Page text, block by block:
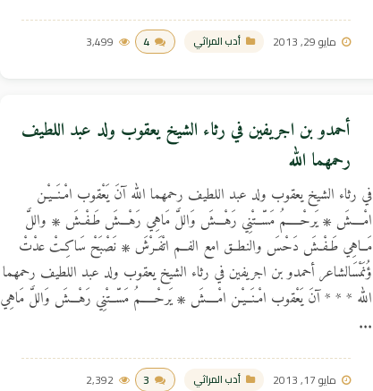
مايو 29, 2013 أدب المراثي 4
3,499
أحمدو بن اجريفين في رثاء الشيخ يعقوب ولد عبد اللطيف
رحمهما الله
مايو 17, 2013 أدب المراثي 3
2,392
في رثاء الشيخ يعقوب ولد عبد اللطيف رحمهما الله آنَ يَعْقوب امْـنَــيْـن
امْــــشَ ۞ يَرحْـــــمُ مَسّــتْنِي رَهْـــشَ وَاللَّ مَاهِي رَهْـــشَ طَـفْـشَ ۞ واللَّ
مَــاهِي طَـفْـشَ دَحْسَ والنطــق امع الفــم اتْفَـرْشَ ۞ نَصْبَحْ سَاكِـتْ عدْتْ
ؤُنَمْسَالشاعر أحمدو بن اجريفين في رثاء الشيخ يعقوب ولد عبد اللطيف رحمهما
الله * * * آنَ يَعْقوب امْـنَــيْـن امْــــشَ ۞ يَرحْـــــمُ مَسّــتْنِي رَهْـــشَ وَاللَّ مَاهِي
...